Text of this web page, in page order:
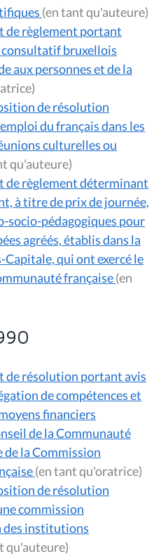
(en tant qu'auteure)
de règlement portant
bruxellois
aux personnes et de la
de résolution
du français dans les
culturelles ou
(en tant qu'auteure)
de règlement déterminant
à titre de prix de journée,
socio-pédagogiques pour
agréés, établis dans la
Capitale, qui ont exercé le
française(en
de résolution portant avis
de compétences et
financiers
de la Communauté
de la Commission
(en tant qu'oratrice)
de résolution
commission
des institutions
(en tant qu'auteure)